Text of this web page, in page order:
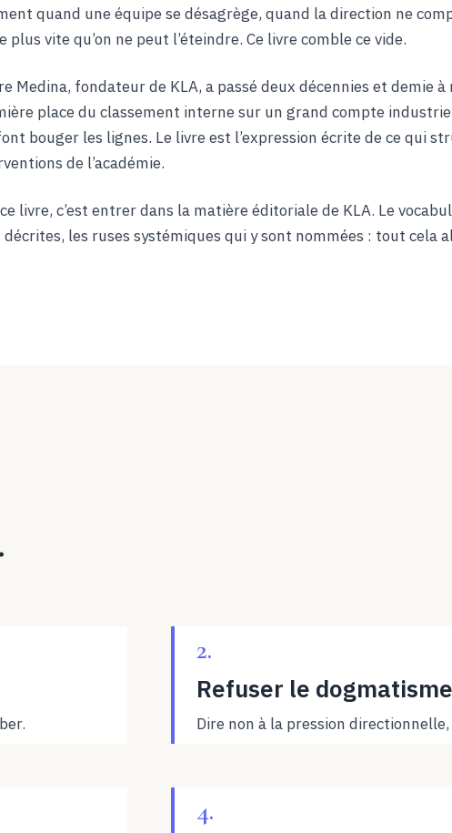
quand une équipe se désagrège, quand la direction ne
plus vite qu’on ne peut l’éteindre. Ce livre comble ce vide.
Medina, fondateur de KLA, a passé deux décennies et demie
place du classement interne sur un grand compte
bouger les lignes. Le livre est l’expression écrite de ce qui
de l’académie.
livre, c’est entrer dans la matière éditoriale de KLA. Le
les ruses systémiques qui y sont nommées : tout cela
2.
Refuser le
Dire non à la pression
4.